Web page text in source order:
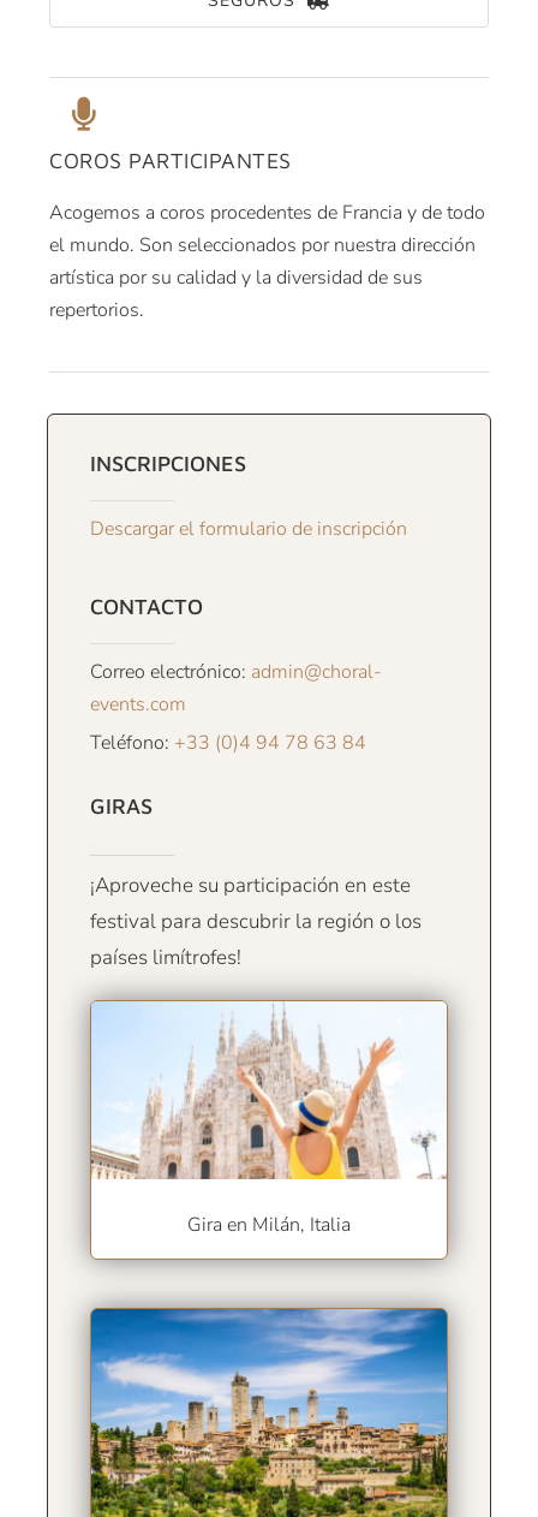
COROS PARTICIPANTES
Acogemos a coros procedentes de Francia y de todo
el mundo. Son seleccionados por nuestra dirección
artística por su calidad y la diversidad de sus
repertorios.
INSCRIPCIONES
Descargar el formulario de inscripción
CONTACTO
Correo electrónico: admin@choral-
events.com
Teléfono: +33 (0)4 94 78 63 84
GIRAS
¡Aproveche su participación en este
festival para descubrir la región o los
países limítrofes!
Gira en Milán, Italia